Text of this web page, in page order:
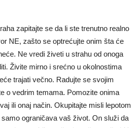
zapitajte se da li ste trenutno realno
NE, zašto se optrećujte onim šta će
Ne vredi živeti u strahu od onoga
Živite mirno i srećno u okolnostima
trajati večno. Radujte se svojim
o vedrim temama. Pomozite onima
ili onaj način. Okupitajte misli lepotom
ograničava vaš život. On služi da